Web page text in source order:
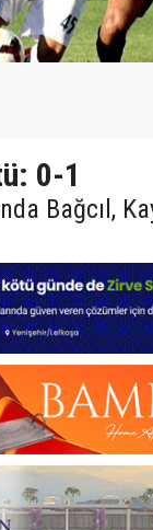
0-1
Bağcıl,